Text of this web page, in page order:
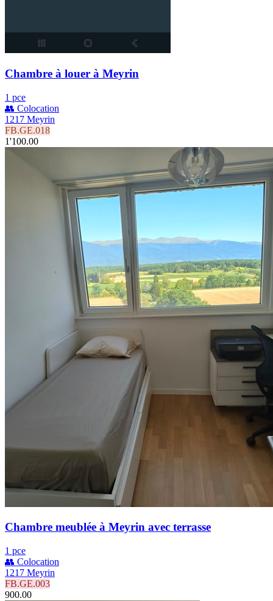
Chambre à louer à Meyrin
1 pce
👥 Colocation
1217 Meyrin
FB.GE.018
1'100.00
Chambre meublée à Meyrin avec terrasse
1 pce
👥 Colocation
1217 Meyrin
FB.GE.003
900.00